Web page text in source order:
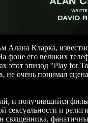
Кларка,
фоне его великих
этот эпизод "Play for
не очень понимал
и получившийся
сексуальности и
священника,